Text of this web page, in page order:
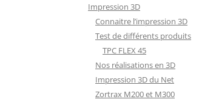
Impression 3D
Connaitre l’impression 3D
Test de différents produits
TPC FLEX 45
Nos réalisations en 3D
Impression 3D du Net
Zortrax M200 et M300